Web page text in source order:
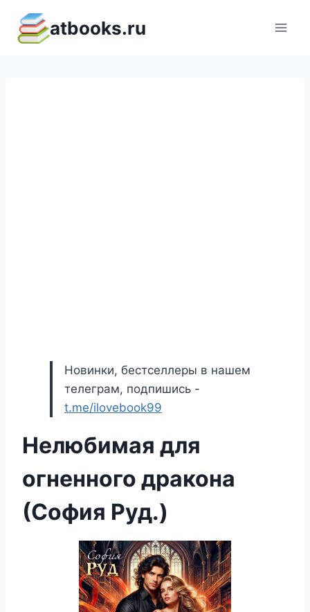
содержимому
atbooks.ru
Новинки, бестселлеры в нашем
телеграм, подпишись -
t.me/ilovebook99
Нелюбимая для
огненного дракона
(София Руд.)